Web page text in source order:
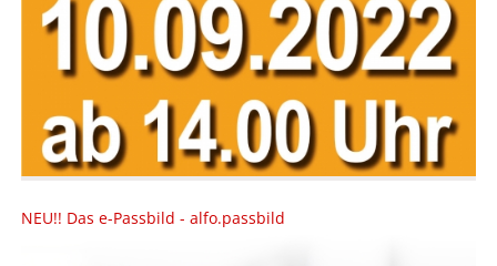
NEU!! Das e-Passbild - alfo.passbild